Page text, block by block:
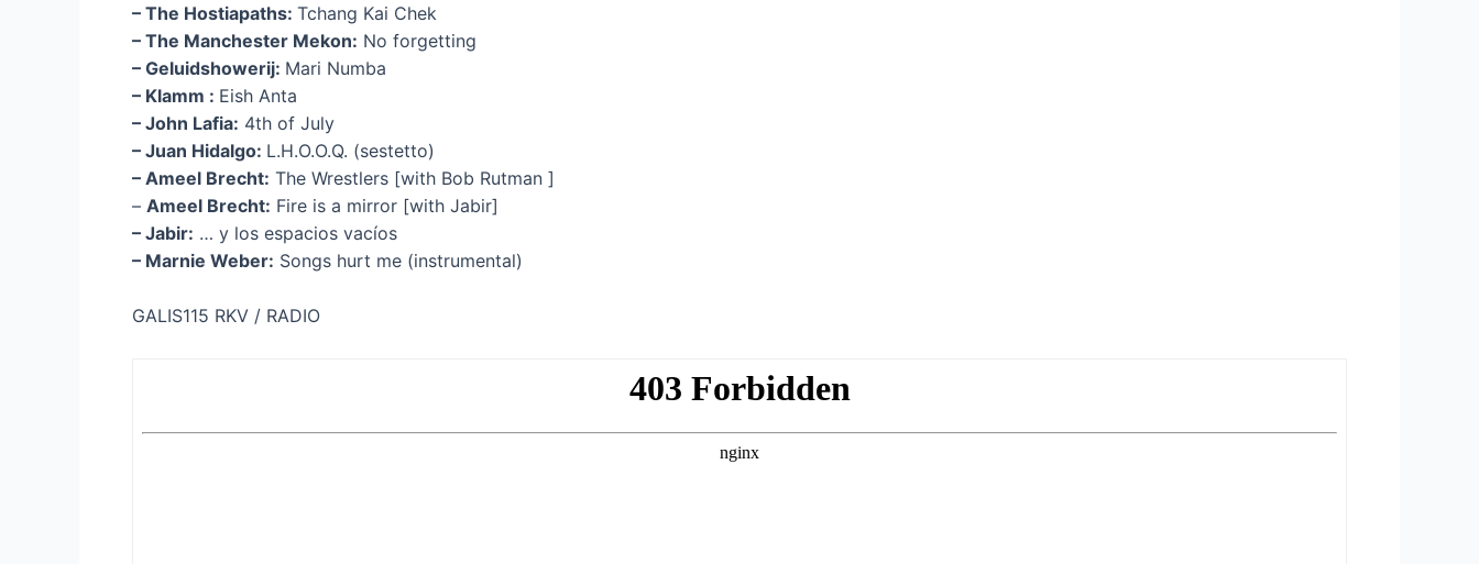
– The Hostiapaths: Tchang Kai Chek
– The Manchester Mekon: No forgetting
– Geluidshowerij: Mari Numba
– Klamm : Eish Anta
– John Lafia: 4th of July
– Juan Hidalgo: L.H.O.O.Q. (sestetto)
– Ameel Brecht: The Wrestlers [with Bob Rutman ]
– Ameel Brecht: Fire is a mirror [with Jabir]
– Jabir: … y los espacios vacíos
– Marnie Weber: Songs hurt me (instrumental)
GALIS115 RKV / RADIO